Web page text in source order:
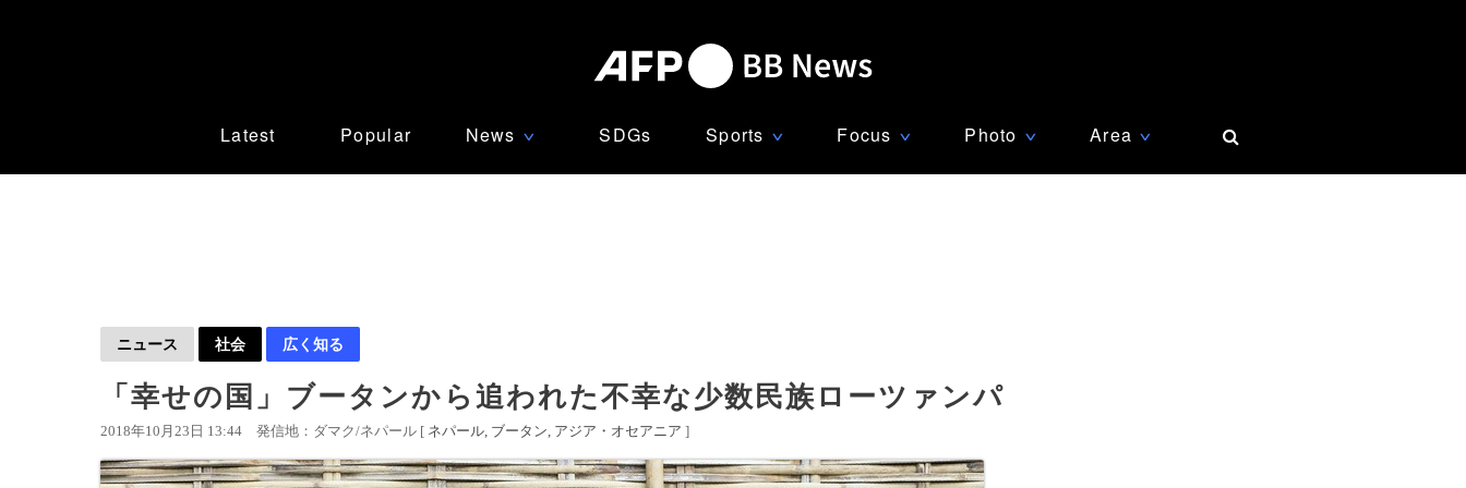
Latest Popular News ∨ SDGs Sports ∨ Focus ∨ Photo ∨ Area ∨
ニュース 社会 広く知る
「幸せの国」ブータンから追われた不幸な少数民族ローツァンパ
2018年10月23日 13:44 発信地：ダマク/ネパール [ ネパール ブータン アジア・オセアニア ]